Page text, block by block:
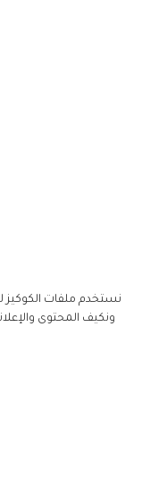
نستخدم ملفات الكوكيز
ونكيف المحتوى